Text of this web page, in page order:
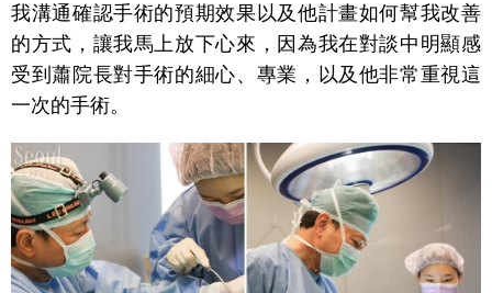
我溝通確認手術的預期效果以及他計畫如何幫我改善
的方式，讓我馬上放下心來，因為我在對談中明顯感
受到蕭院長對手術的細心、專業，以及他非常重視這
一次的手術。